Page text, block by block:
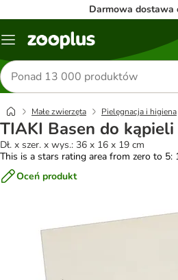
Darmowa dostawa
Menu
Szukaj
produktów
Małe zwierzęta Pielęgnacja i higiena
TIAKI Basen do
Dł. x szer. x wys.: 36 x 16 x 19 cm
This is a stars rating area from zero to 5:
Oceń produkt